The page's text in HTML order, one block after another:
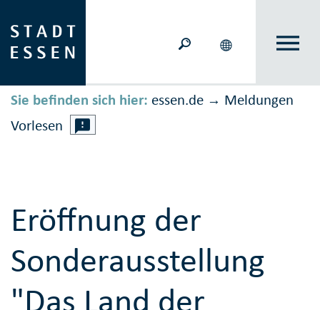
Sie befinden sich hier: essen.de → Meldungen
Vorlesen
Eröffnung der
Sonderausstellung
"Das Land der